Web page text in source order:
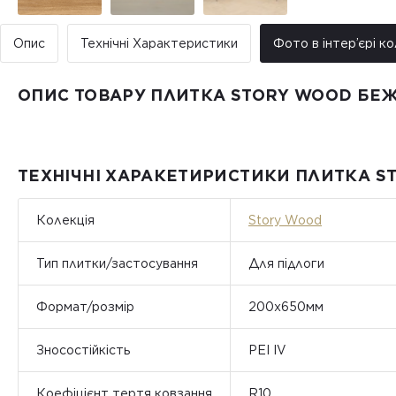
Опис Технічні Характеристики Фото в інтер’єрі
ОПИС ТОВАРУ ПЛИТКА STORY WOOD
ТЕХНІЧНІ ХАРАКЕТИРИСТИКИ ПЛИТКА
Колекція Story Wood
Тип плитки/застосування Для підлоги
Формат/розмір 200х650мм
Зносостійкість PEI IV